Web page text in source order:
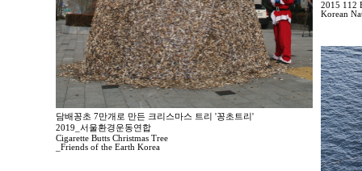
담배꽁초 7만개로 만든 크리스마스 트리 '꽁초트리'
2019_서울환경운동연합
Cigarette Butts Christmas Tree
_Friends of the Earth Korea
2015 112
Korean